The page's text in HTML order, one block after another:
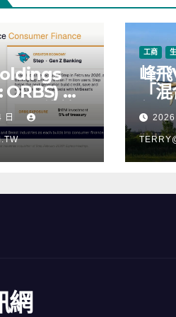
公
3.37 億美
、
、超
以太幣
日
工商
峰
「混
行，
階段
2026